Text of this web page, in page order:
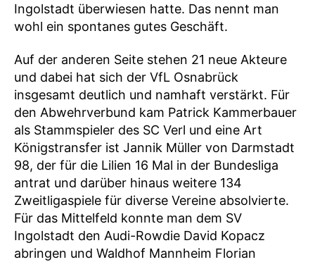
Ingolstadt überwiesen hatte. Das nennt man
wohl ein spontanes gutes Geschäft.
Auf der anderen Seite stehen 21 neue Akteure
und dabei hat sich der VfL Osnabrück
insgesamt deutlich und namhaft verstärkt. Für
den Abwehrverbund kam Patrick Kammerbauer
als Stammspieler des SC Verl und eine Art
Königstransfer ist Jannik Müller von Darmstadt
98, der für die Lilien 16 Mal in der Bundesliga
antrat und darüber hinaus weitere 134
Zweitligaspiele für diverse Vereine absolvierte.
Für das Mittelfeld konnte man dem SV
Ingolstadt den Audi-Rowdie David Kopacz
abringen und Waldhof Mannheim Florian